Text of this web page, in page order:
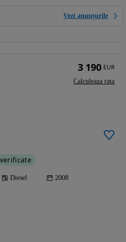
Vezi anunțurile
Diesel 2008
3 190 EUR
Calculeaza rata